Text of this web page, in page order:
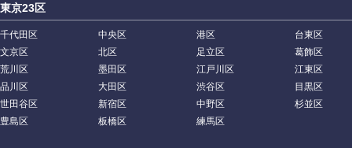
東京23区
千代田区 中央区 港区
台東区
文京区
北区 足立区
葛飾区
荒川区
墨田区 江戸川区
江東区
品川区
大田区 渋谷区
目黒区
世田谷区
新宿区 中野区
杉並区
豊島区
板橋区 練馬区